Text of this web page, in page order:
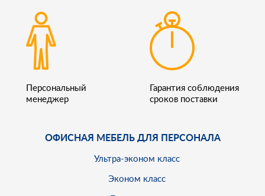
Персональный
менеджер
Гарантия соблюдения
сроков поставки
ОФИСНАЯ МЕБЕЛЬ ДЛЯ ПЕРСОНАЛА
Ультра-эконом класс
Эконом класс